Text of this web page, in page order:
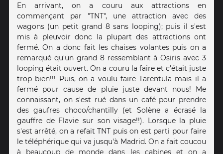
En arrivant, on a couru aux attractions en
commençant par "TNT", une attraction avec des
wagons (un petit grand 8 sans looping); puis il s'est
mis à pleuvoir donc la plupart des attractions ont
fermé. On a donc fait les chaises volantes puis on a
remarqué qu'un grand 8 ressemblant à Osiris avec 3
looping était ouvert. On a couru la faire et c'était juste
trop bien!!! Puis, on a voulu faire Tarentula mais il a
fermé pour cause de pluie juste devant nous! Me
connaissant, on s'est rué dans un café pour prendre
des gaufres choco/chantilly (et Solène a écrasé la
gauffre de Flavie sur son visage!!). Lorsque la pluie
s'est arrêté, on a refait TNT puis on est parti pour faire
le téléphérique qui va jusqu'à Madrid. On a fait coucou
à beaucoup de monde dans les cabines et on a